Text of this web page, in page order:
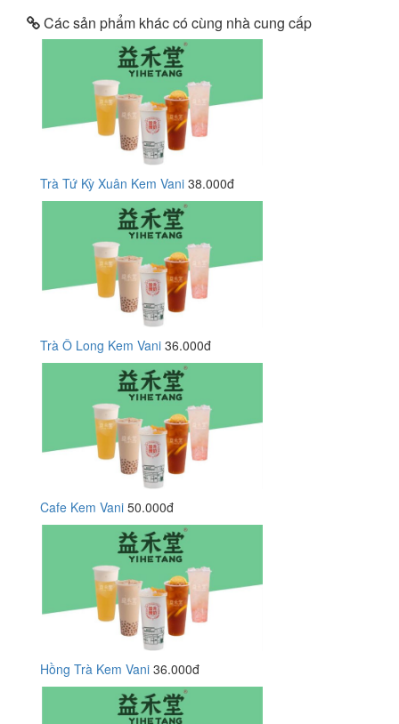
Các sản phẩm khác có cùng nhà cung cấp
Trà Tứ Kỳ Xuân Kem Vani 38.000đ
Trà Ô Long Kem Vani 36.000đ
Cafe Kem Vani 50.000đ
Hồng Trà Kem Vani 36.000đ